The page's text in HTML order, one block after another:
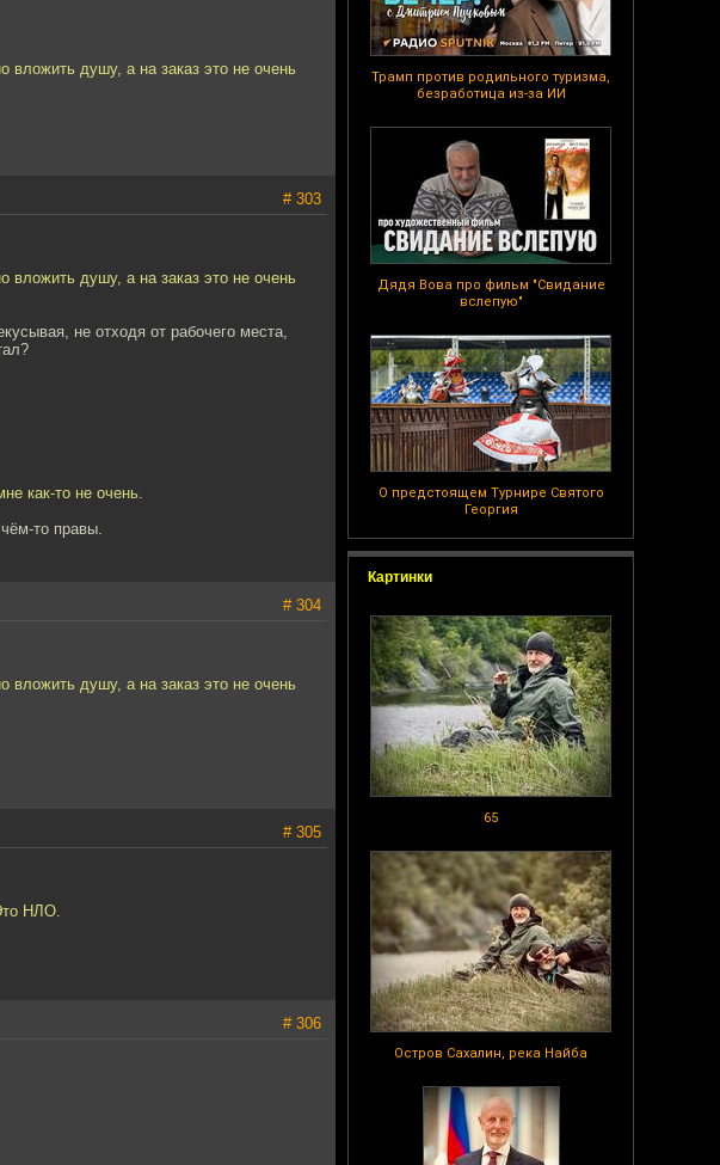
Трамп против родильного туризма,
безработица из-за ИИ
Дядя Вова про фильм "Свидание
вслепую"
О предстоящем Турнире Святого
Георгия
Картинки
65
Остров Сахалин, река Найба
душу, а на заказ это не очень
# 303
вложить душу, а на заказ это не очень
не отходя от рабочего места,
как-то не очень.
то правы.
# 304
душу, а на заказ это не очень
# 305
HЛO.
# 306